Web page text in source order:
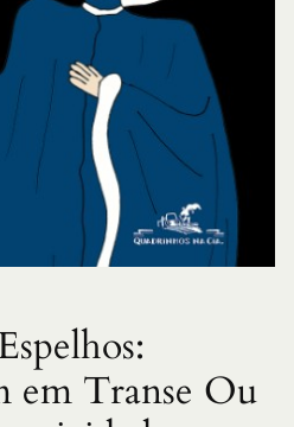
em Transe Ou